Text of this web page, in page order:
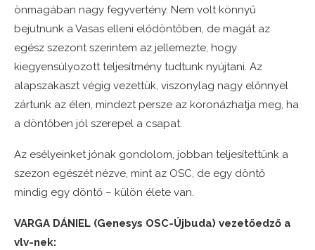
önmagában nagy fegyvertény. Nem volt könnyű
bejutnunk a Vasas elleni elődöntőben, de magát az
egész szezont szerintem az jellemezte, hogy
kiegyensúlyozott teljesítmény tudtunk nyújtani. Az
alapszakaszt végig vezettük, viszonylag nagy előnnyel
zártunk az élen, mindezt persze az koronázhatja meg, ha
a döntőben jól szerepel a csapat.
Az esélyeinket jónak gondolom, jobban teljesítettünk a
szezon egészét nézve, mint az OSC, de egy döntő
mindig egy döntő – külön élete van.
VARGA DÁNIEL (Genesys OSC-Újbuda) vezetőedző a
vlv-nek: